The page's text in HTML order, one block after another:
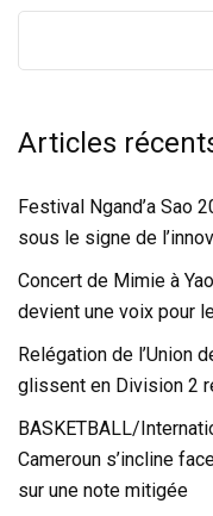
Articles
Festival Ngand’a Sao
sous le signe de
Concert de Mimie à
devient une voix pour
Relégation de l’Union
glissent en Division 2
BASKETBALL/
Cameroun s’incline
sur une note mitigée